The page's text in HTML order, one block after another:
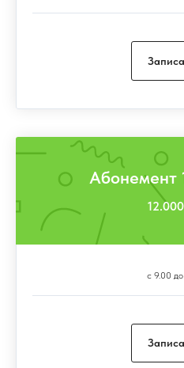
Абонемент
с 9.00